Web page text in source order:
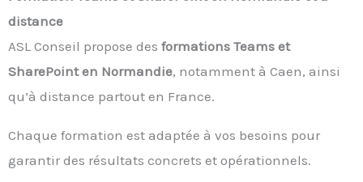
distance
ASL Conseil propose des formations Teams et
SharePoint en Normandie, notamment à Caen, ainsi
qu’à distance partout en France.
Chaque formation est adaptée à vos besoins pour
garantir des résultats concrets et opérationnels.